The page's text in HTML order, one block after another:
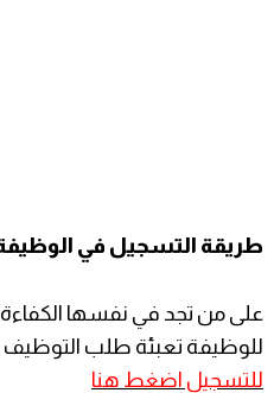
طريقة التسجيل في
على من تجد في نفسها الكفاءة
للوظيفة تعبئة طلب التوظيف
للتسجيل اضغط هنا